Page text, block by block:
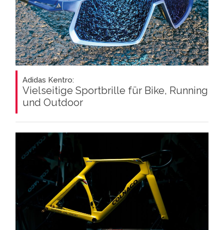
Adidas Kentro:
Vielseitige Sportbrille für Bike, Running
und Outdoor